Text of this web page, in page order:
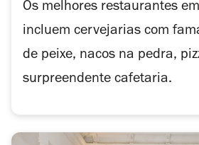
Os melhores restaurantes
incluem cervejarias com
de peixe, nacos na pedra,
surpreendente cafetaria.